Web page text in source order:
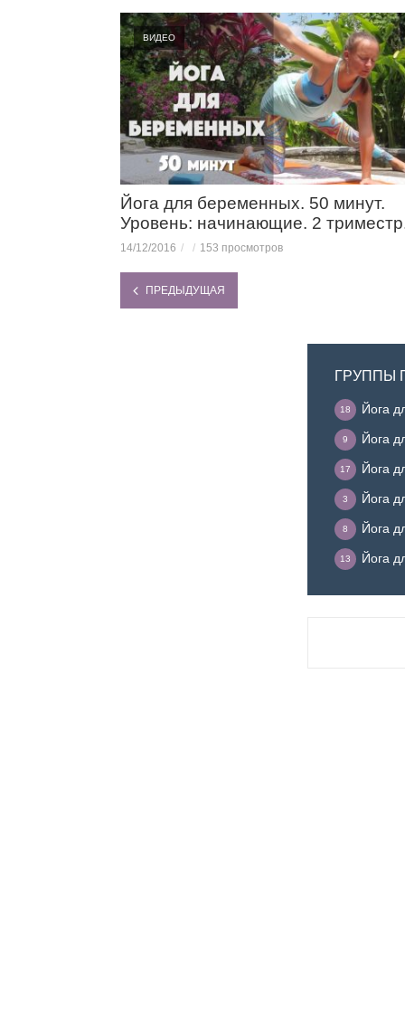
ВИДЕО
Йога для беременных. 50 минут.
Уровень: начинающие. 2
14/12/2016 153 просмотров
ПРЕДЫДУЩАЯ
ГРУППЫ
Йога
18
Йога
9
Йога
17
Йога
3
Йога
8
Йога
13